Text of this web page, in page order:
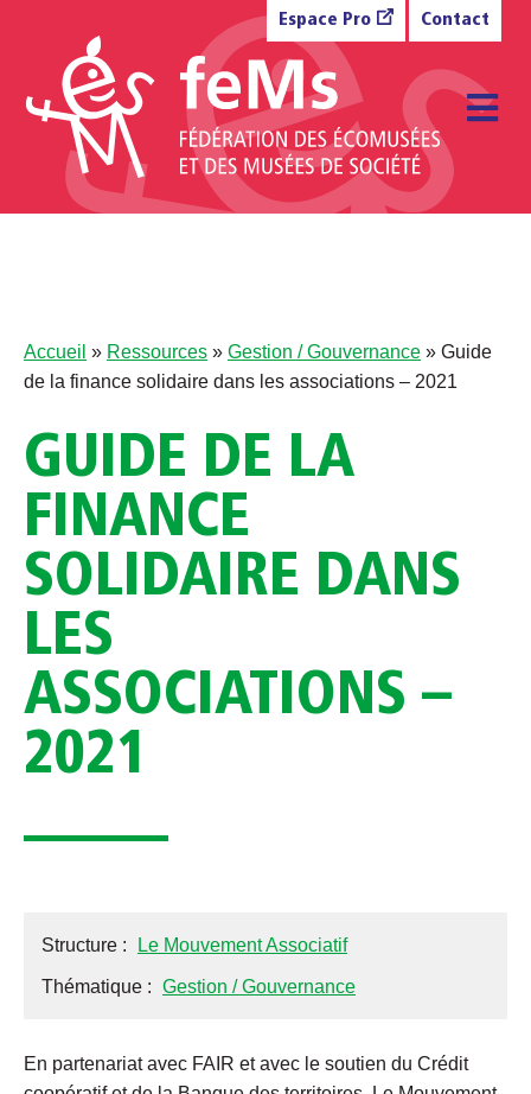
Espace Pro Contact
Accueil » Ressources » Gestion / Gouvernance » Guide
de la finance solidaire dans les associations – 2021
GUIDE DE LA
FINANCE
SOLIDAIRE DANS
LES
ASSOCIATIONS –
2021
Structure : Le Mouvement Associatif
Thématique : Gestion / Gouvernance
En partenariat avec FAIR et avec le soutien du Crédit